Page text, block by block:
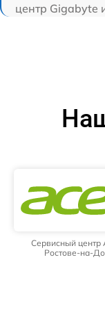
центр Gigabyte
Сервисный центр
Ростове-на-